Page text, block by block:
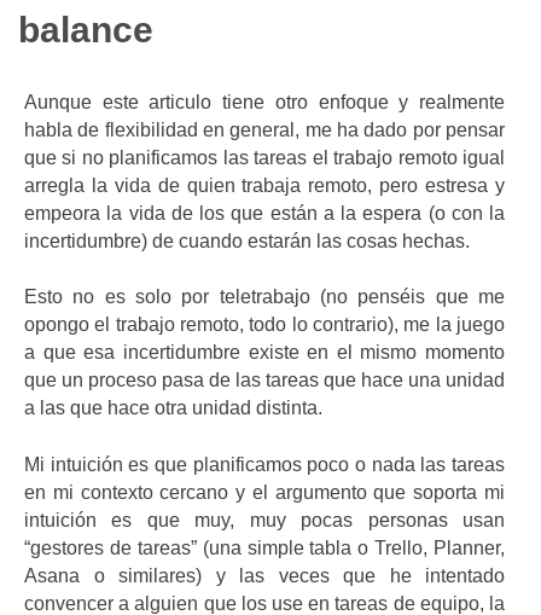
balance
Aunque este articulo tiene otro enfoque y realmente
habla de flexibilidad en general, me ha dado por pensar
que si no planificamos las tareas el trabajo remoto igual
arregla la vida de quien trabaja remoto, pero estresa y
empeora la vida de los que están a la espera (o con la
incertidumbre) de cuando estarán las cosas hechas.
Esto no es solo por teletrabajo (no penséis que me
opongo el trabajo remoto, todo lo contrario), me la juego
a que esa incertidumbre existe en el mismo momento
que un proceso pasa de las tareas que hace una unidad
a las que hace otra unidad distinta.
Mi intuición es que planificamos poco o nada las tareas
en mi contexto cercano y el argumento que soporta mi
intuición es que muy, muy pocas personas usan
“gestores de tareas” (una simple tabla o Trello, Planner,
Asana o similares) y las veces que he intentado
convencer a alguien que los use en tareas de equipo, la